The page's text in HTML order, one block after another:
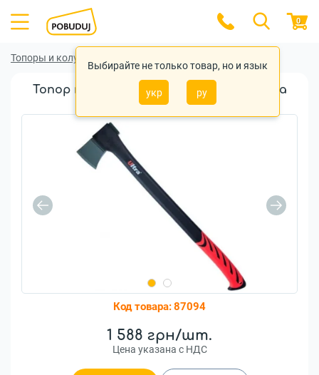
Выбирайте не только товар, но и язык
укр ру
0
Топоры и колуны
Топор колун Ultra фиберглассовая ручка
1600г 710мм (4321832)
Код товара:87094
1 588 грн/шт.
Цена указана с НДС